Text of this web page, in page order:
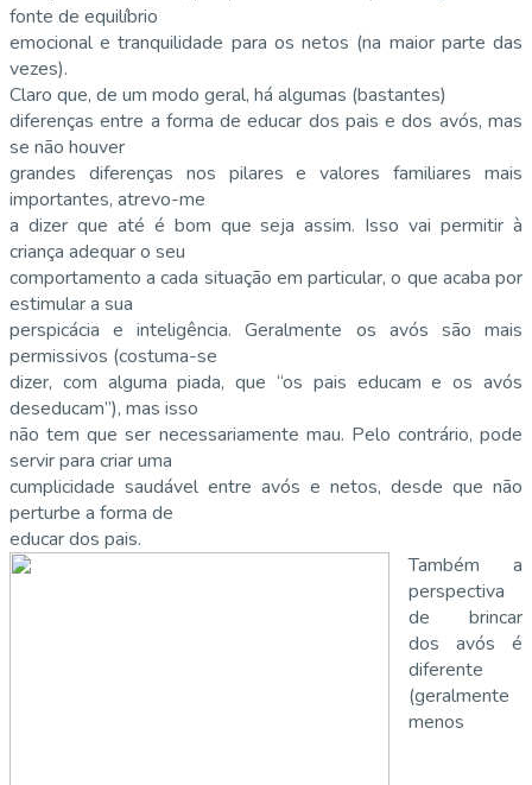
fonte de equilíbrio
emocional e tranquilidade para os netos (na maior parte das
vezes).
Claro que, de um modo geral, há algumas (bastantes)
diferenças entre a forma de educar dos pais e dos avós, mas
se não houver
grandes diferenças nos pilares e valores familiares mais
importantes, atrevo-me
a dizer que até é bom que seja assim. Isso vai permitir à
criança adequar o seu
comportamento a cada situação em particular, o que acaba por
estimular a sua
perspicácia e inteligência. Geralmente os avós são mais
permissivos (costuma-se
dizer, com alguma piada, que “os pais educam e os avós
deseducam”), mas isso
não tem que ser necessariamente mau. Pelo contrário, pode
servir para criar uma
cumplicidade saudável entre avós e netos, desde que não
perturbe a forma de
educar dos pais.
Também a
perspectiva
de brincar
dos avós é
diferente
(geralmente
menos